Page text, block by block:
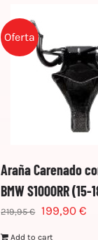
Oferta
Araña Carenado
BMW S1000RR (15-
219,95€ 199,90€
Add to cart